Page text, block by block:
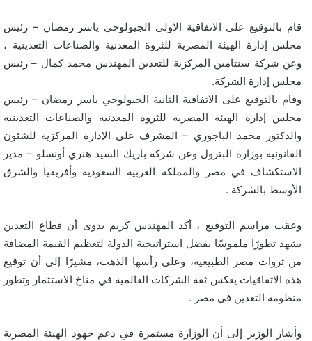
قام بالتوقيع على الاتفاقية الاولى الجيولوجي ياسر رمضان – رئيس
مجلس إدارة الهيئة المصرية للثروة المعدنية والصناعات التعدينية ،
وعن شركة سنتامين المركزية للتعدين المهندس محمد كمال – رئيس
مجلس إدارة الشركة.
وقام بالتوقيع على الاتفاقية الثانية الجيولوجي ياسر رمضان – رئيس
مجلس إدارة الهيئة المصرية للثروة المعدنية والصناعات التعدينية
والدكتور محمد الباجوري – المشرف على الإدارة المركزية للشئون
القانونية بوزارة البترول وعن شركة باريك السيد هنري أونسلو – مدير
الاستكشاف في مصر والمملكة العربية السعودية وأفريقيا والشرق
الأوسط بالشركة .
وعقب مراسم التوقيع ، أكد المهندس كريم بدوى أن قطاع التعدين
يشهد تطورًا ملموسًا بفضل استراتيجية الدولة لتعظيم القيمة المضافة
من ثروات مصر الطبيعية، وعلى رأسها الذهب، مشيرًا إلى أن توقيع
هذه الاتفاقيات يعكس ثقة الشركات العالمية في مناخ الاستثمار وتطور
منظومة التعدين فى مصر .
وأشار الوزير إلى أن الوزارة مستمرة في دعم جهود الهيئة المصرية